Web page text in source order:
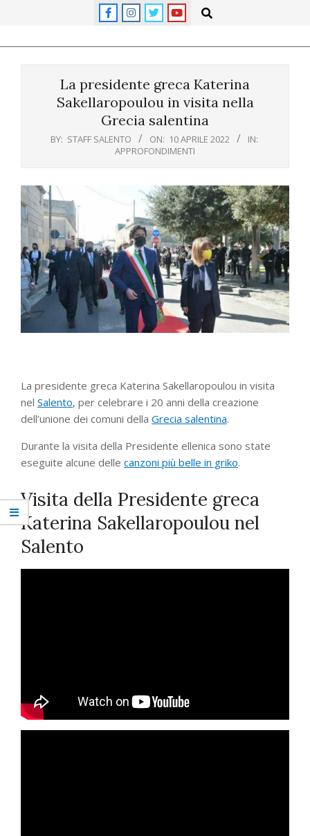
Search
La presidente greca Katerina
Sakellaropoulou in visita nella
Grecia salentina
BY: STAFF SALENTO ON: 10 APRILE 2022
IN:
APPROFONDIMENTI
La presidente greca Katerina Sakellaropoulou in visita
nel Salento, per celebrare i 20 anni della creazione
dell’unione dei comuni della Grecia salentina.
Durante la visita della Presidente ellenica sono state
eseguite alcune delle canzoni più belle in griko.
Visita della Presidente greca
Katerina Sakellaropoulou nel
Salento